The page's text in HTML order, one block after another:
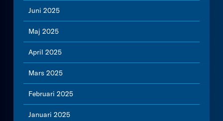
Juni 2025
Maj 2025
April 2025
Mars 2025
Februari 2025
Januari 2025